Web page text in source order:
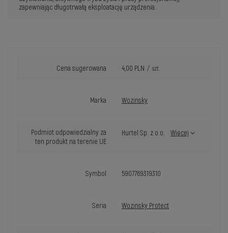
zapewniając długotrwałą eksploatację urządzenia.
Cena sugerowana 4,00 PLN / szt.
Marka Wozinsky
Podmiot odpowiedzialny za
ten produkt na terenie UE
Hurtel Sp. z o.o. Więcej
Symbol 5907769319310
Seria Wozinsky Protect